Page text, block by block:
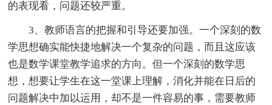
的表现看，问题还较严重。
3、教师语言的把握和引导还要加强。一个深刻的数
学思想确实能快捷地解决一个复杂的问题，而且这应该
也是数学课堂教学追求的方向。但一个深刻的数学思
想，想要让学生在这一堂课上理解，消化并能在日后的
问题解决中加以运用，却不是一件容易的事，需要教师